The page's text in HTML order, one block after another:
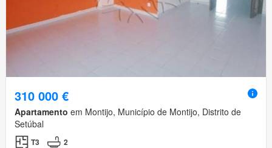
310 000 €
Apartamento em Montijo, Município de Montijo, Distrito de
Setúbal
T3
2